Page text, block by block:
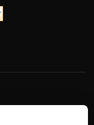
70014